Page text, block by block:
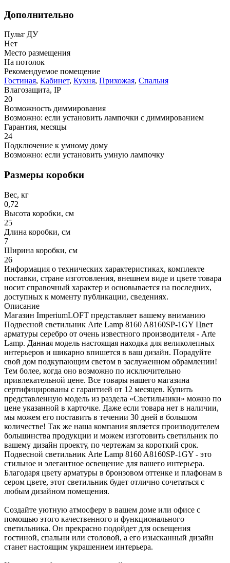
Дополнительно
Пульт ДУ
Нет
Место размещения
На потолок
Рекомендуемое помещение
Гостиная, Кабинет, Кухня, Прихожая, Спальня
Влагозащита, IP
20
Возможность диммирования
Возможно: если установить лампочки с диммированием
Гарантия, месяцы
24
Подключение к умному дому
Возможно: если установить умную лампочку
Размеры коробки
Вес, кг
0,72
Высота коробки, см
25
Длина коробки, см
7
Ширина коробки, см
26
Информация о технических характеристиках, комплекте
поставки, стране изготовления, внешнем виде и цвете товара
носит справочный характер и основывается на последних,
доступных к моменту публикации, сведениях.
Описание
Магазин ImperiumLOFT представляет вашему вниманию
Подвесной светильник Arte Lamp 8160 A8160SP-1GY Цвет
арматуры серебро от очень известного производителя - Arte
Lamp. Данная модель настоящая находка для великолепных
интерьеров и шикарно впишется в ваш дизайн. Порадуйте
свой дом подкупающим светом в заслуженном обрамлении!
Тем более, когда оно возможно по исключительно
привлекательной цене. Все товары нашего магазина
сертифицированы с гарантией от 12 месяцев. Купить
представленную модель из раздела «Светильники» можно по
цене указанной в карточке. Даже если товара нет в наличии,
мы можем его поставить в течении 30 дней в большом
количестве! Так же наша компания является производителем
большинства продукции и можем изготовить светильник по
вашему дизайн проекту, по чертежам за короткий срок.
Подвесной светильник Arte Lamp 8160 A8160SP-1GY - это
стильное и элегантное освещение для вашего интерьера.
Благодаря цвету арматуры в бронзовом оттенке и плафонам в
сером цвете, этот светильник будет отлично сочетаться с
любым дизайном помещения.
Создайте уютную атмосферу в вашем доме или офисе с
помощью этого качественного и функционального
светильника. Он прекрасно подойдет для освещения
гостиной, спальни или столовой, а его изысканный дизайн
станет настоящим украшением интерьера.